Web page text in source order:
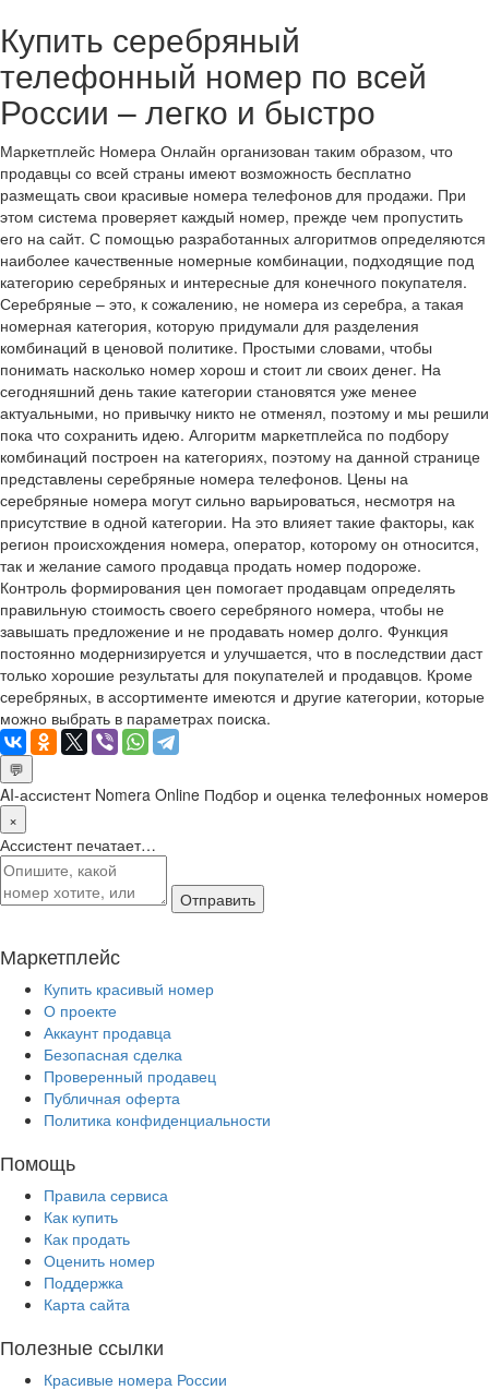
Купить серебряный
телефонный номер по всей
России – легко и быстро
Маркетплейс Номера Онлайн организован таким образом, что
продавцы со всей страны имеют возможность бесплатно
размещать свои красивые номера телефонов для продажи. При
этом система проверяет каждый номер, прежде чем пропустить
его на сайт. С помощью разработанных алгоритмов определяются
наиболее качественные номерные комбинации, подходящие под
категорию серебряных и интересные для конечного покупателя.
Серебряные – это, к сожалению, не номера из серебра, а такая
номерная категория, которую придумали для разделения
комбинаций в ценовой политике. Простыми словами, чтобы
понимать насколько номер хорош и стоит ли своих денег. На
сегодняшний день такие категории становятся уже менее
актуальными, но привычку никто не отменял, поэтому и мы решили
пока что сохранить идею. Алгоритм маркетплейса по подбору
комбинаций построен на категориях, поэтому на данной странице
представлены серебряные номера телефонов. Цены на
серебряные номера могут сильно варьироваться, несмотря на
присутствие в одной категории. На это влияет такие факторы, как
регион происхождения номера, оператор, которому он относится,
так и желание самого продавца продать номер подороже.
Контроль формирования цен помогает продавцам определять
правильную стоимость своего серебряного номера, чтобы не
завышать предложение и не продавать номер долго. Функция
постоянно модернизируется и улучшается, что в последствии даст
только хорошие результаты для покупателей и продавцов. Кроме
серебряных, в ассортименте имеются и другие категории, которые
можно выбрать в параметрах поиска.
💬
AI-ассистент Nomera Online Подбор и оценка телефонных номеров
×
Ассистент печатает…
Отправить
Маркетплейс
Купить красивый номер
О проекте
Аккаунт продавца
Безопасная сделка
Проверенный продавец
Публичная оферта
Политика конфиденциальности
Помощь
Правила сервиса
Как купить
Как продать
Оценить номер
Поддержка
Карта сайта
Полезные ссылки
Красивые номера России